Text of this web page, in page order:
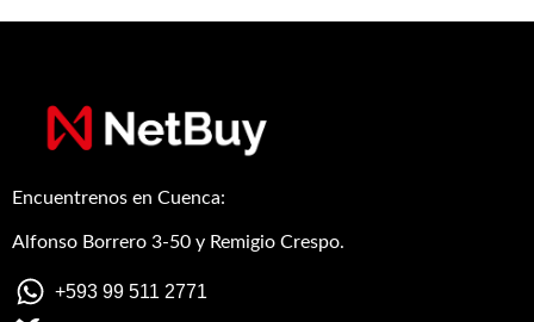
Encuentrenos en Cuenca:
Alfonso Borrero 3-50 y Remigio Crespo.
+593 99 511 2771